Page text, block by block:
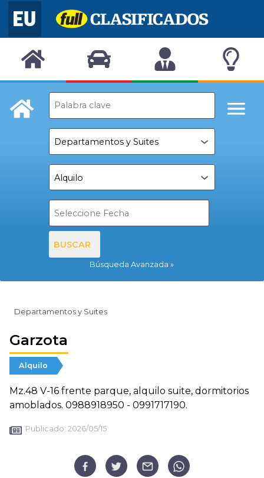
BUSCAR
Búsqueda Avanzada
Departamentos y Suites
Garzota
Alquilo
Mz.48 V-16 frente parque, alquilo suite, dormitorios
amoblados. 0988918950 - 0991717190.
Publicado: 2026/05/15